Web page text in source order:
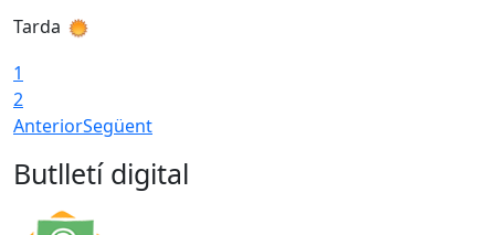
Tarda
1
2
AnteriorSegüent
Butlletí digital